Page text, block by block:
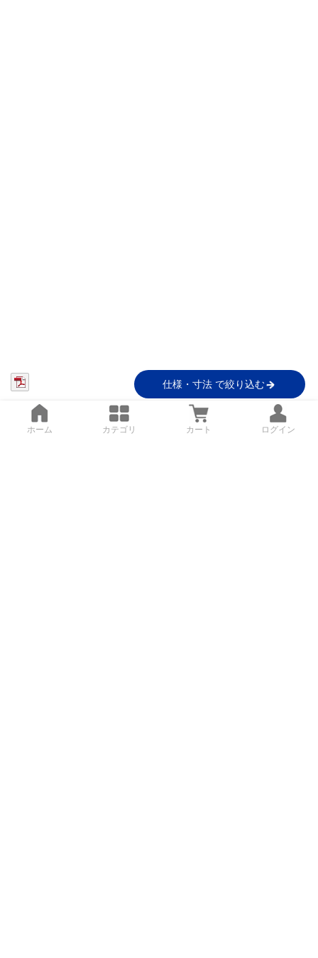
仕様・寸法 で絞り込む
ホーム カテゴリ カート ログイン